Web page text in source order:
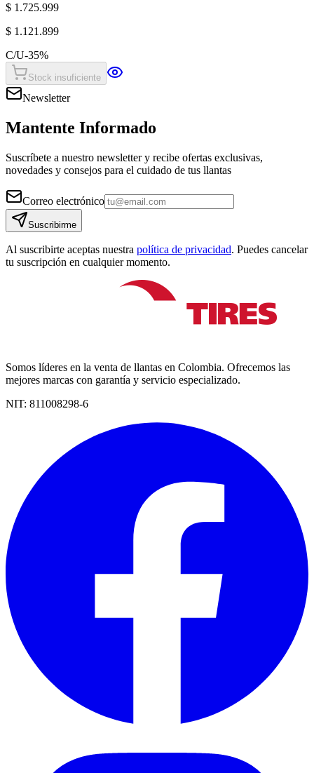
$ 1.725.999
$ 1.121.899
C/U-35%
Stock insuficiente
Newsletter
Mantente Informado
Suscríbete a nuestro newsletter y recibe ofertas exclusivas,
novedades y consejos para el cuidado de tus llantas
Correo electrónico
Suscribirme
Al suscribirte aceptas nuestra política de privacidad. Puedes cancelar
tu suscripción en cualquier momento.
Somos líderes en la venta de llantas en Colombia. Ofrecemos las
mejores marcas con garantía y servicio especializado.
NIT: 811008298-6